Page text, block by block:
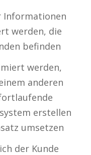
Informationen
werden, die
befinden
werden,
anderen
erstellen
umsetzen
der Kunde